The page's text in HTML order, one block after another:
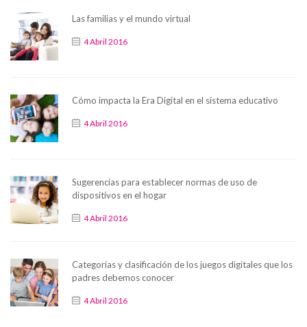
Las familias y el mundo virtual
4 Abril 2016
Cómo impacta la Era Digital en el sistema educativo
4 Abril 2016
Sugerencias para establecer normas de uso de
dispositivos en el hogar
4 Abril 2016
Categorías y clasificación de los juegos digitales que los
padres debemos conocer
4 Abril 2016